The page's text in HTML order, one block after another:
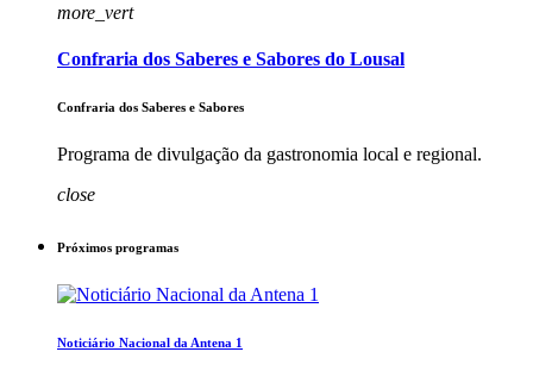
more_vert
Confraria dos Saberes e Sabores do Lousal
Confraria dos Saberes e Sabores
Programa de divulgação da gastronomia local e regional.
close
Próximos programas
Noticiário Nacional da Antena 1